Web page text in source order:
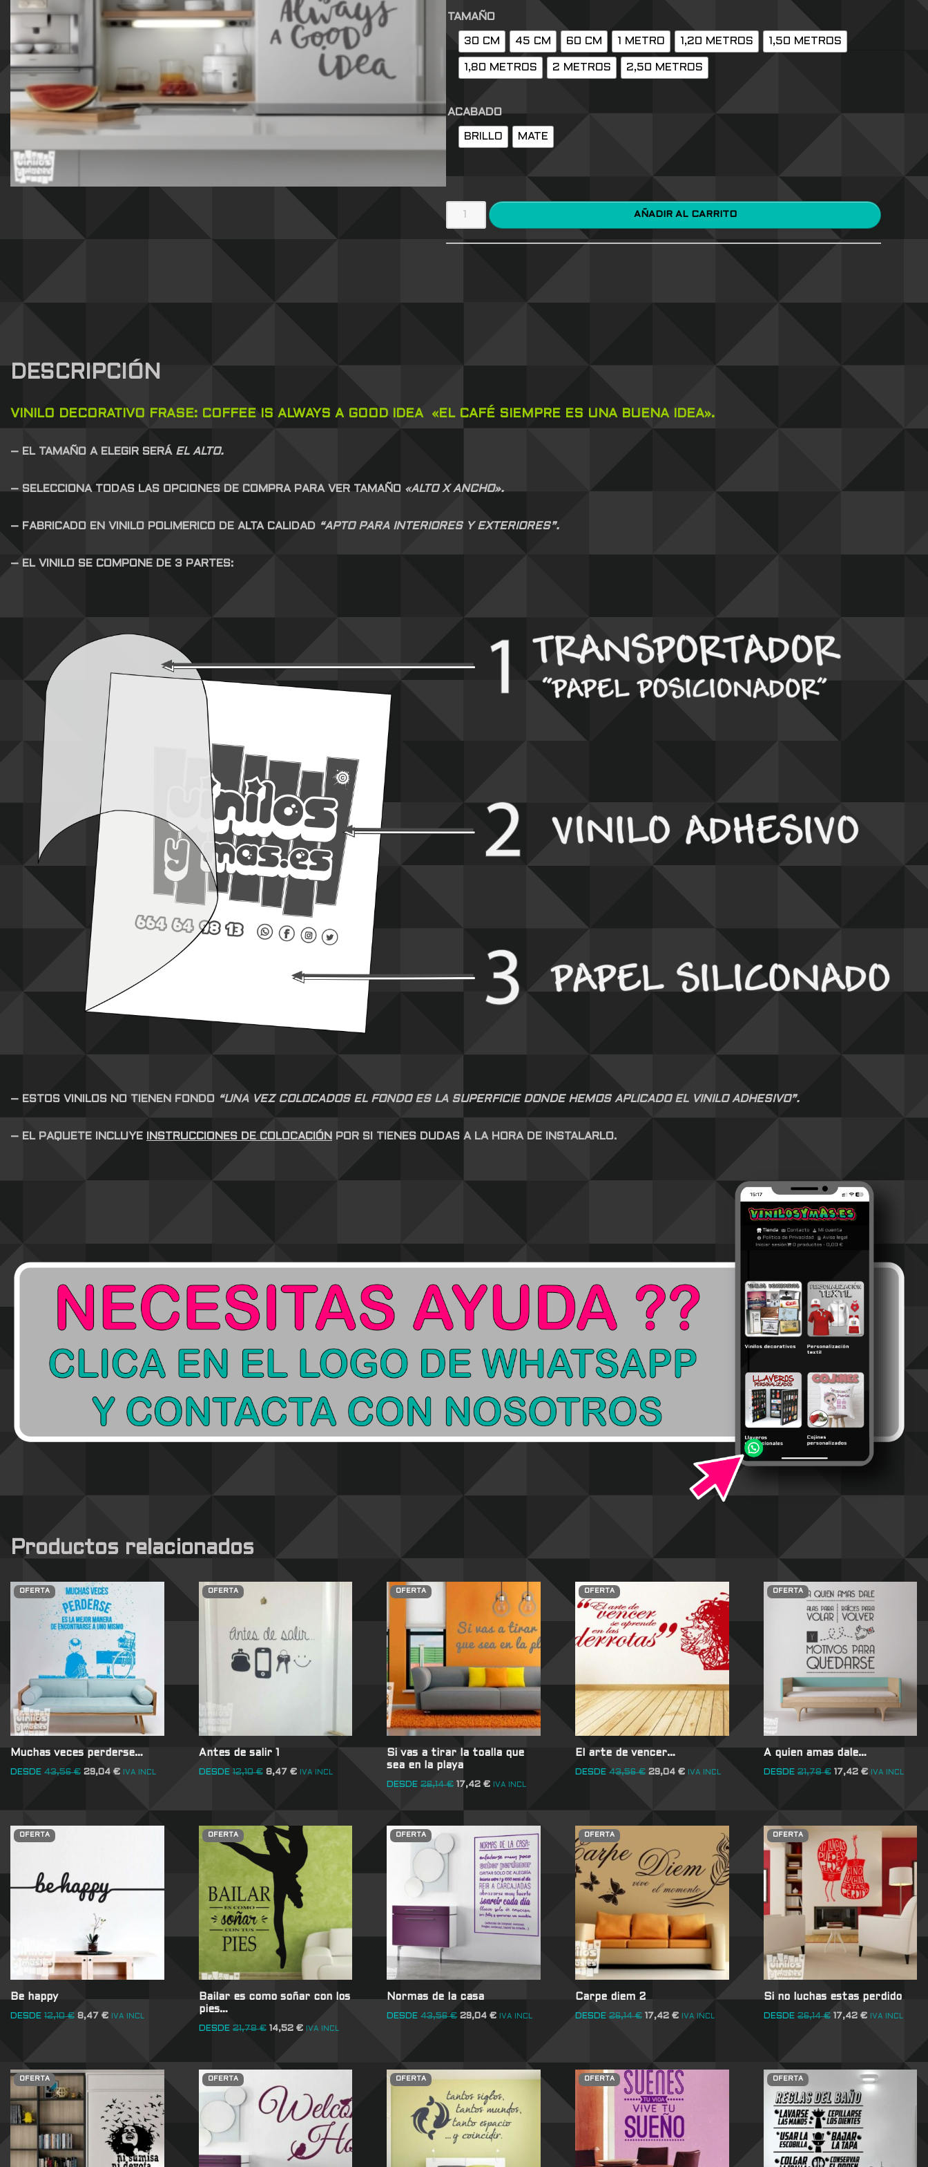
TAMAÑO
30 CM 45 CM 60 CM 1 METRO 1,20 METROS 1,50 METROS
1,80 METROS 2 METROS 2,50 METROS
ACABADO
BRILLO MATE
AÑADIR AL CARRITO
DESCRIPCIÓN
VINILO DECORATIVO FRASE: COFFEE IS ALWAYS A GOOD IDEA «EL CAFÉ SIEMPRE ES UNA BUENA IDEA».
– EL TAMAÑO A ELEGIR SERÁEL ALTO.
– SELECCIONA TODAS LAS OPCIONES DE COMPRA PARA VER TAMAÑO «ALTO X ANCHO».
– FABRICADO EN VINILO POLIMERICO DE ALTA CALIDAD “APTO PARA INTERIORES Y EXTERIORES”.
– EL VINILO SE COMPONE DE 3 PARTES:
– ESTOS VINILOS NO TIENEN FONDO “UNA VEZ COLOCADOS EL FONDO ES LA SUPERFICIE DONDE HEMOS APLICADO EL VINILO ADHESIVO”.
– EL PAQUETE INCLUYE INSTRUCCIONES DE COLOCACIÓN POR SI TIENES DUDAS A LA HORA DE INSTALARLO.
Productos relacionados
OFERTA
Muchas veces perderse…
DESDE 43,56€ 29,04 € IVA INCL
OFERTA
Antes de salir 1
DESDE 12,10€ 8,47 € IVA INCL
OFERTA
Si vas a tirar la toalla que
sea en la playa
DESDE 26,14€ 17,42€ IVA INCL
OFERTA
El arte de vencer…
DESDE 43,56€ 29,04 € IVA INCL
OFERTA
A quien amas dale…
DESDE 21,78€ 17,42 € IVA INCL
OFERTA
Be happy
DESDE 12,10€ 8,47 € IVA INCL
OFERTA
Bailar es como soñar con los
pies…
DESDE 21,78€ 14,52 € IVA INCL
OFERTA
Normas de la casa
DESDE 43,56€ 29,04€ IVA INCL
OFERTA
Carpe diem 2
DESDE 26,14€ 17,42 € IVA INCL
OFERTA
Si no luchas estas perdido
DESDE 26,14€ 17,42 € IVA INCL
OFERTA OFERTA OFERTA OFERTA OFERTA